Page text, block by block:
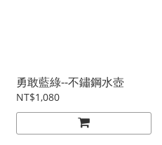
勇敢藍綠--不鏽鋼水壺
NT$1,080